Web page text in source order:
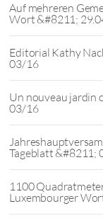
Auf mehreren
Wort &#8211;
Editorial Kathy
03/16
Un nouveau jardin
03/16
Tageblatt &#8211;
1100
Luxembourger